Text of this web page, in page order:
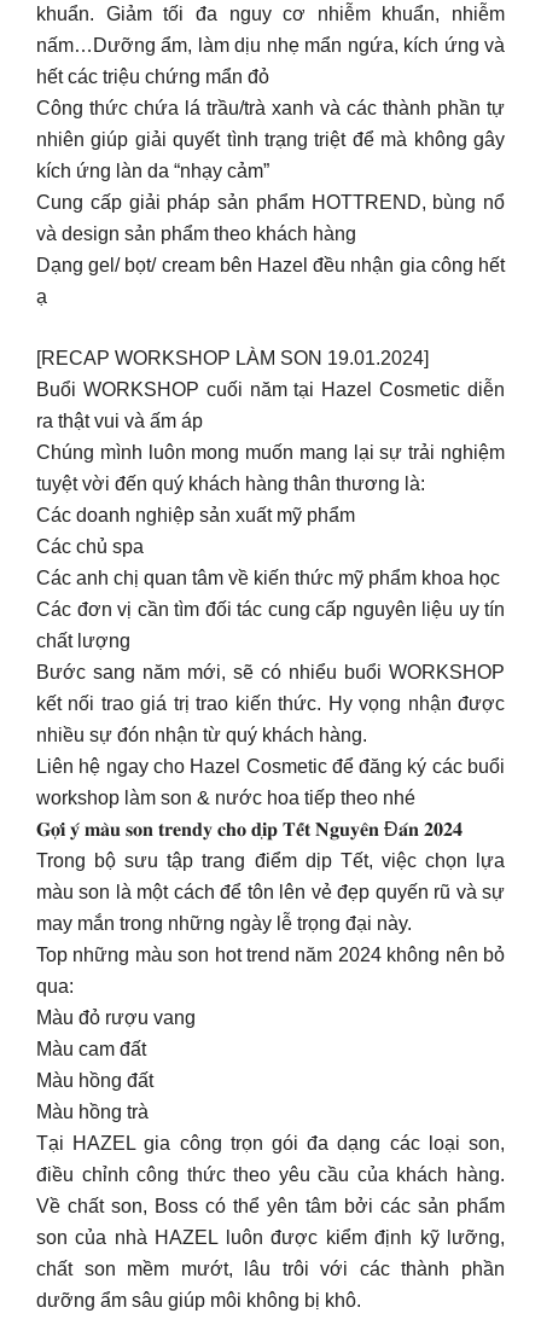
khuẩn. Giảm tối đa nguy cơ nhiễm khuẩn, nhiễm
nấm…Dưỡng ẩm, làm dịu nhẹ mẩn ngứa, kích ứng và
hết các triệu chứng mẩn đỏ
Công thức chứa lá trầu/trà xanh và các thành phần tự
nhiên giúp giải quyết tình trạng triệt để mà không gây
kích ứng làn da “nhạy cảm”
Cung cấp giải pháp sản phẩm HOTTREND, bùng nổ
và design sản phẩm theo khách hàng
Dạng gel/ bọt/ cream bên Hazel đều nhận gia công hết
ạ
[RECAP WORKSHOP LÀM SON 19.01.2024]
Buổi WORKSHOP cuối năm tại Hazel Cosmetic diễn
ra thật vui và ấm áp
Chúng mình luôn mong muốn mang lại sự trải nghiệm
tuyệt vời đến quý khách hàng thân thương là:
Các doanh nghiệp sản xuất mỹ phẩm
Các chủ spa
Các anh chị quan tâm về kiến thức mỹ phẩm khoa học
Các đơn vị cần tìm đối tác cung cấp nguyên liệu uy tín
chất lượng
Bước sang năm mới, sẽ có nhiểu buổi WORKSHOP
kết nối trao giá trị trao kiến thức. Hy vọng nhận được
nhiều sự đón nhận từ quý khách hàng.
Liên hệ ngay cho Hazel Cosmetic để đăng ký các buổi
workshop làm son & nước hoa tiếp theo nhé
𝐆𝐨̛̣𝐢 𝐲́ 𝐦𝐚̀𝐮 𝐬𝐨𝐧 𝐭𝐫𝐞𝐧𝐝𝐲 𝐜𝐡𝐨 𝐝𝐢̣𝐩 𝐓𝐞̂́𝐭 𝐍𝐠𝐮𝐲𝐞̂𝐧 Đ𝐚́𝐧 𝟐𝟎𝟐𝟒
Trong bộ sưu tập trang điểm dịp Tết, việc chọn lựa
màu son là một cách để tôn lên vẻ đẹp quyến rũ và sự
may mắn trong những ngày lễ trọng đại này.
Top những màu son hot trend năm 2024 không nên bỏ
qua:
Màu đỏ rượu vang
Màu cam đất
Màu hồng đất
Màu hồng trà
Tại HAZEL gia công trọn gói đa dạng các loại son,
điều chỉnh công thức theo yêu cầu của khách hàng.
Về chất son, Boss có thể yên tâm bởi các sản phẩm
son của nhà HAZEL luôn được kiểm định kỹ lưỡng,
chất son mềm mướt, lâu trôi với các thành phần
dưỡng ẩm sâu giúp môi không bị khô.